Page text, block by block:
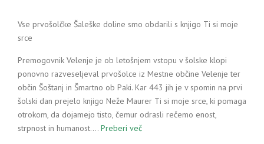
Vse prvošolčke Šaleške doline smo obdarili s knjigo Ti si moje
srce
Premogovnik Velenje je ob letošnjem vstopu v šolske klopi
ponovno razveseljeval prvošolce iz Mestne občine Velenje ter
občin Šoštanj in Šmartno ob Paki. Kar 443 jih je v spomin na prvi
šolski dan prejelo knjigo Neže Maurer Ti si moje srce, ki pomaga
otrokom, da dojamejo tisto, čemur odrasli rečemo enost,
strpnost in humanost.… Preberi več